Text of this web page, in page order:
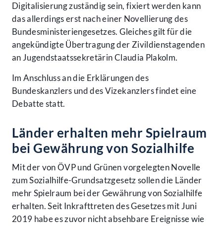
Digitalisierung zuständig sein, fixiert werden kann
das allerdings erst nach einer Novellierung des
Bundesministeriengesetzes. Gleiches gilt für die
angekündigte Übertragung der Zivildienstagenden
an Jugendstaatssekretärin Claudia Plakolm.
Im Anschluss an die Erklärungen des
Bundeskanzlers und des Vizekanzlers findet eine
Debatte statt.
Länder erhalten mehr Spielraum
bei Gewährung von Sozialhilfe
Mit der von ÖVP und Grünen vorgelegten Novelle
zum Sozialhilfe-Grundsatzgesetz sollen die Länder
mehr Spielraum bei der Gewährung von Sozialhilfe
erhalten. Seit Inkrafttreten des Gesetzes mit Juni
2019 habe es zuvor nicht absehbare Ereignisse wie